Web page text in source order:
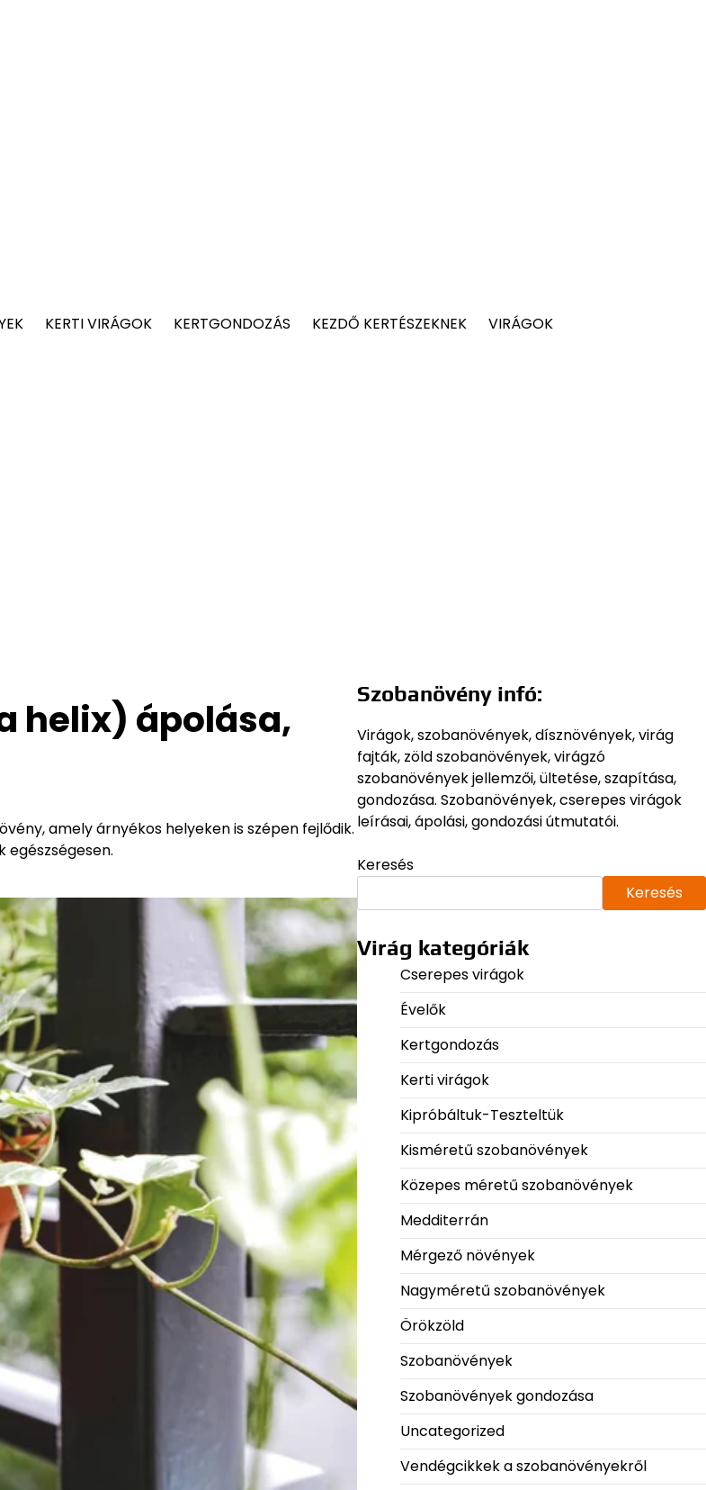
KERTI VIRÁGOK KERTGONDOZÁS KEZDŐ KERTÉSZEKNEK
VIRÁGOK
helix) ápolása,
amely árnyékos helyeken is szépen fejlődik.
egészségesen.
Szobanövény infó:
Virágok, szobanövények, dísznövények, virág
fajták, zöld szobanövények, virágzó
szobanövények jellemzői, ültetése, szapítása,
gondozása. Szobanövények, cserepes virágok
leírásai, ápolási, gondozási útmutatói.
Keresés
Keresés
Virág kategóriák
Cserepes virágok
Évelők
Kertgondozás
Kerti virágok
Kipróbáltuk-Teszteltük
Kisméretű szobanövények
Közepes méretű szobanövények
Medditerrán
Mérgező növények
Nagyméretű szobanövények
Örökzöld
Szobanövények
Szobanövények gondozása
Uncategorized
Vendégcikkek a szobanövényekről